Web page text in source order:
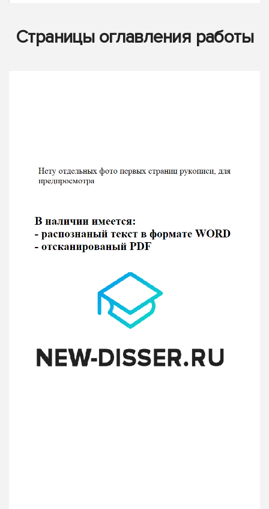
Страницы оглавления работы